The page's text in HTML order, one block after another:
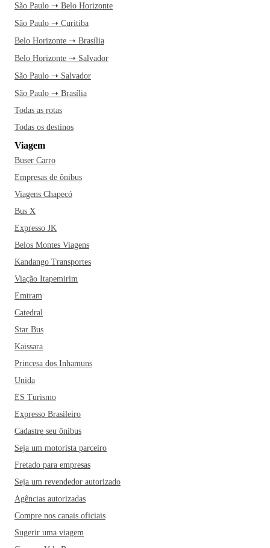
São Paulo ➝ Belo Horizonte
São Paulo ➝ Curitiba
Belo Horizonte ➝ Brasília
Belo Horizonte ➝ Salvador
São Paulo ➝ Salvador
São Paulo ➝ Brasília
Todas as rotas
Todas os destinos
Viagem
Buser Carro
Empresas de ônibus
Viagens Chapecó
Bus X
Expresso JK
Belos Montes Viagens
Kandango Transportes
Viação Itapemirim
Emtram
Catedral
Star Bus
Kaissara
Princesa dos Inhamuns
Unida
ES Turismo
Expresso Brasileiro
Cadastre seu ônibus
Seja um motorista parceiro
Fretado para empresas
Seja um revendedor autorizado
Agências autorizadas
Compre nos canais oficiais
Sugerir uma viagem